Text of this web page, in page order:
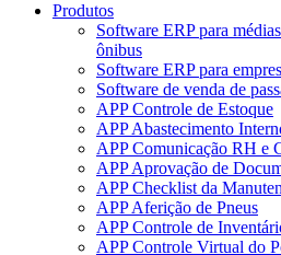
Produtos
Software ERP para
ônibus
Software ERP para
Software de venda de
APP Controle de Estoque
APP Abastecimento
APP Comunicação RH e
APP Aprovação de
APP Checklist da
APP Aferição de Pneus
APP Controle de
APP Controle Virtual do